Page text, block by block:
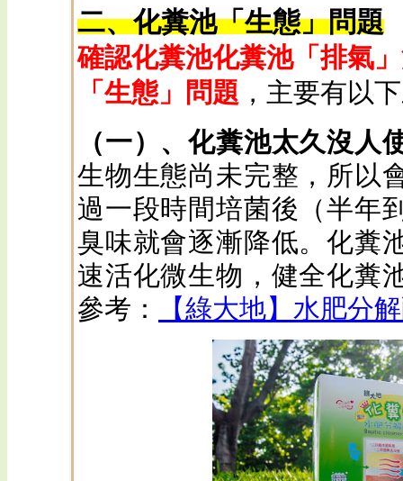
二、化糞池「生態」問題
確認化糞池化糞池「排氣
「生態」問題 ，主要有以
（一）、化糞池太久沒人
生物生態尚未完整，所以
過一段時間培菌後（半年
臭味就會逐漸降低。化糞
速活化微生物，健全化糞
參考：
【綠大地】水肥分